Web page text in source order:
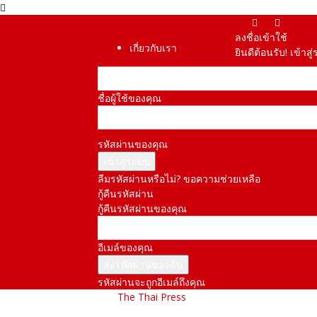
เกี่ยวกับเรา
ลงชื่อเข้าใช้
ยินดีต้อนรับ! เข้า
ชื่อผู้ใช้ของคุณ
รหัสผ่านของคุณ
ลืมรหัสผ่านหรือไม่? ขอความช่วยเหลือ
กู้คืนรหัสผ่าน
กู้คืนรหัสผ่านของคุณ
อีเมล์ของคุณ
รหัสผ่านจะถูกอีเมล์ถึงคุณ
The Thai Press